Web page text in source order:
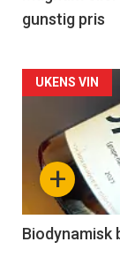
gunstig pris
Forsiden
akkurat
nå
4
+
UKENS VIN
Biodynamisk